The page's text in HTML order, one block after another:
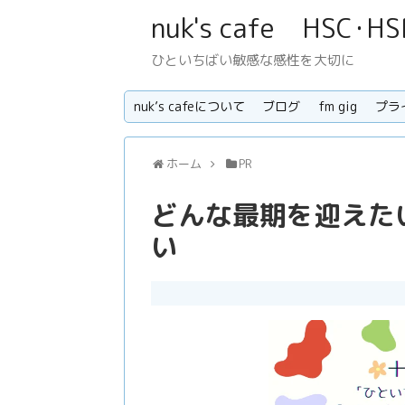
nuk's cafe HSC･
ひといちばい敏感な感性を大切に
nuk’s cafeについて ブログ fm gig プラ
ホーム PR
どんな最期を迎え
い